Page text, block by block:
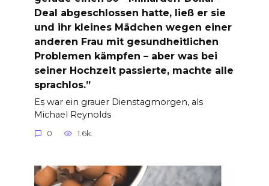
Deal abgeschlossen hatte, ließ er sie
und ihr kleines Mädchen wegen einer
anderen Frau mit gesundheitlichen
Problemen kämpfen – aber was bei
seiner Hochzeit passierte, machte alle
sprachlos.”
Es war ein grauer Dienstagmorgen, als
Michael Reynolds
0 1.6k.